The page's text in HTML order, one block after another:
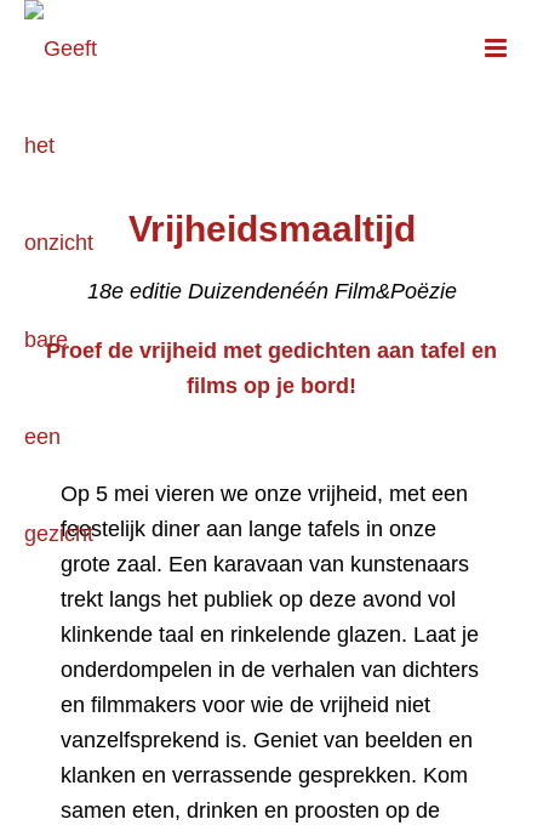
Vrijheidsmaaltijd
18e editie Duizendenéén Film&Poëzie
Proef de vrijheid met gedichten aan tafel en
films op je bord!
Op 5 mei vieren we onze vrijheid, met een
feestelijk diner aan lange tafels in onze
grote zaal. Een karavaan van kunstenaars
trekt langs het publiek op deze avond vol
klinkende taal en rinkelende glazen. Laat je
onderdompelen in de verhalen van dichters
en filmmakers voor wie de vrijheid niet
vanzelfsprekend is. Geniet van beelden en
klanken en verrassende gesprekken. Kom
samen eten, drinken en proosten op de